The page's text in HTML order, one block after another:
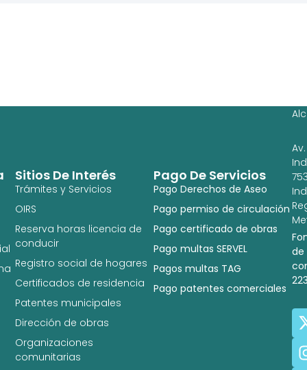
Pago De Servicios
Pago Derechos de Aseo
Pago permiso de circulación
Pago certificado de obras
Pago multas SERVEL
Pagos multas TAG
Pago patentes comerciales
Sitios De Interés
Trámites y Servicios
OIRS
Reserva horas licencia de
conducir
Registro social de hogares
Certificados de residencia
Patentes municipales
Dirección de obras
Organizaciones
comunitarias
Av.
de